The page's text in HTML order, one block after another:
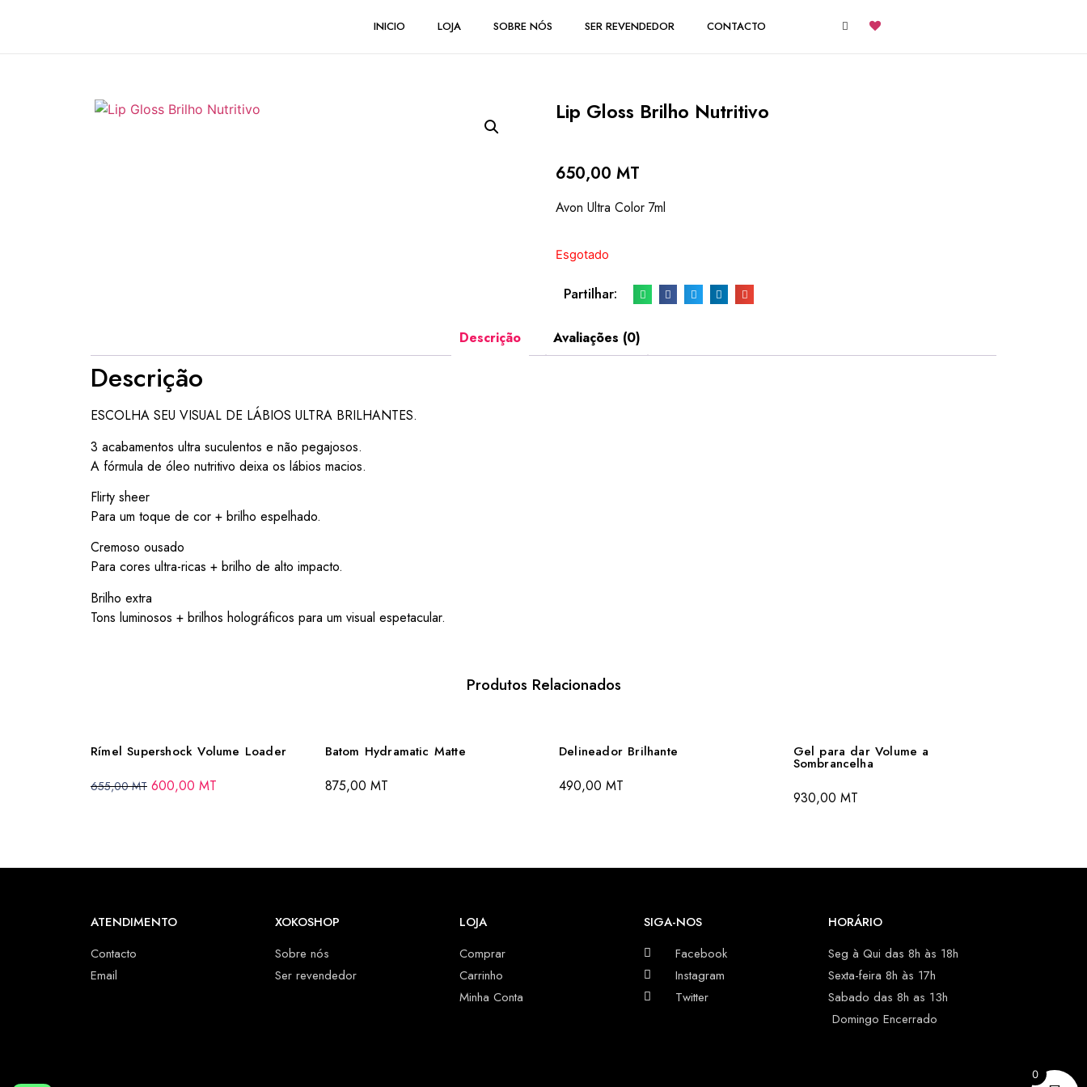
INICIO LOJA SOBRE NÓS SER REVENDEDOR CONTACTO
Lip Gloss Brilho Nutritivo
650,00 MT
Avon Ultra Color 7ml
Esgotado
Partilhar:
Descrição Avaliações (0)
Descrição
ESCOLHA SEU VISUAL DE LÁBIOS ULTRA BRILHANTES.
3 acabamentos ultra suculentos e não pegajosos.
A fórmula de óleo nutritivo deixa os lábios macios.
Flirty sheer
Para um toque de cor + brilho espelhado.
Cremoso ousado
Para cores ultra-ricas + brilho de alto impacto.
Brilho extra
Tons luminosos + brilhos holográficos para um visual espetacular.
Produtos Relacionados
Rímel Supershock Volume Loader
655,00MT 600,00 MT
Batom Hydramatic Matte
875,00 MT
Delineador Brilhante
490,00 MT
Gel para dar Volume a
Sombrancelha
930,00 MT
ATENDIMENTO
Contacto
Email
XOKOSHOP
Sobre nós
Ser revendedor
LOJA
Comprar
Carrinho
Minha Conta
SIGA-NOS
Facebook
Instagram
Twitter
HORÁRIO
Seg à Qui das 8h às 18h
Sexta-feira 8h às 17h
Sabado das 8h as 13h
Domingo Encerrado
0